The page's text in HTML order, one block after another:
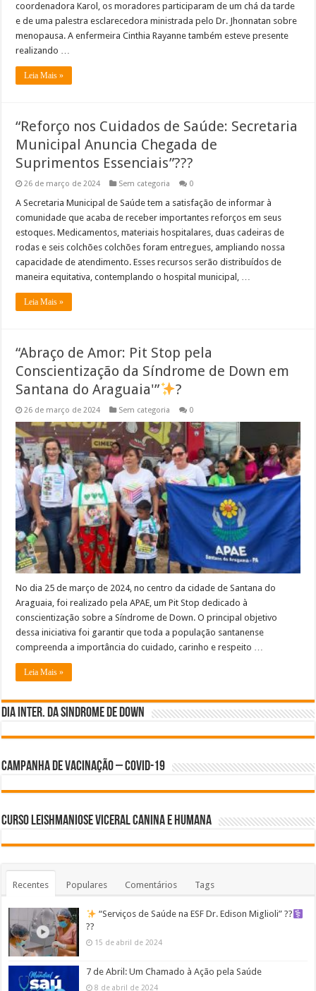
coordenadora Karol, os moradores participaram de um chá da tarde
e de uma palestra esclarecedora ministrada pelo Dr. Jhonnatan sobre
menopausa. A enfermeira Cinthia Rayanne também esteve presente
realizando …
Leia Mais »
“Reforço nos Cuidados de Saúde: Secretaria
Municipal Anuncia Chegada de
Suprimentos Essenciais”??️?
26 de março de 2024 Sem categoria 0
A Secretaria Municipal de Saúde tem a satisfação de informar à
comunidade que acaba de receber importantes reforços em seus
estoques. Medicamentos, materiais hospitalares, duas cadeiras de
rodas e seis colchões colchões foram entregues, ampliando nossa
capacidade de atendimento. Esses recursos serão distribuídos de
maneira equitativa, contemplando o hospital municipal, …
Leia Mais »
“Abraço de Amor: Pit Stop pela
Conscientização da Síndrome de Down em
Santana do Araguaia'”
?
26 de março de 2024 Sem categoria 0
No dia 25 de março de 2024, no centro da cidade de Santana do
Araguaia, foi realizado pela APAE, um Pit Stop dedicado à
conscientização sobre a Síndrome de Down. O principal objetivo
dessa iniciativa foi garantir que toda a população santanense
compreenda a importância do cuidado, carinho e respeito …
Leia Mais »
Dia inter. da Sindrome de Down
Campanha de Vacinação – Covid-19
Curso Leishmaniose Viceral Canina e Humana
Recentes Populares Comentários Tags
“Serviços de Saúde na ESF Dr. Edison Miglioli” ??‍
??
15 de abril de 2024
7 de Abril: Um Chamado à Ação pela Saúde
8 de abril de 2024